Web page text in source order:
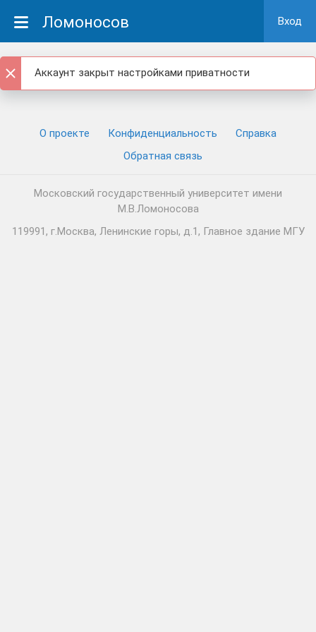
Ломоносов Вход
Аккаунт закрыт настройками приватности
О проекте Конфиденциальность
Cправка
Обратная связь
Московский государственный университет имени
М.В.Ломоносова
119991, г.Москва, Ленинские горы, д.1, Главное здание МГУ